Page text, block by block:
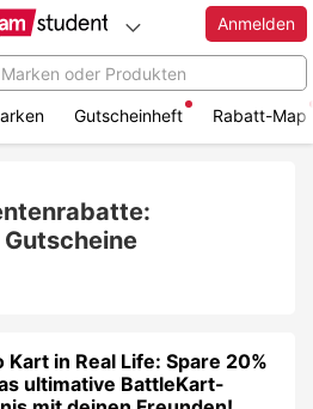
Anmelden
Gutscheinheft Rabatt-Map
Kart in Real Life: Spare 20%
ultimative BattleKart-